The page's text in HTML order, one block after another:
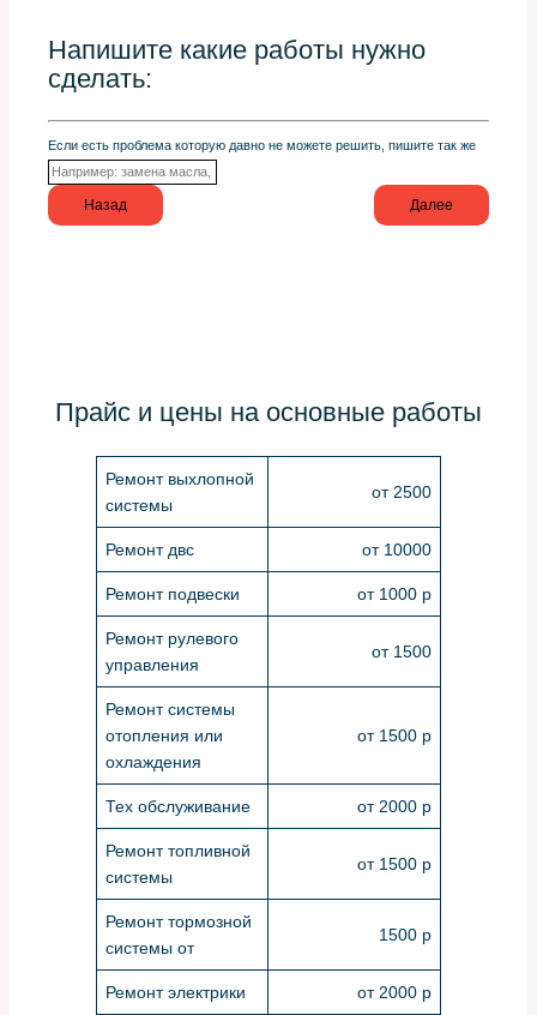
Напишите какие работы нужно
сделать:
Если есть проблема которую давно не можете решить, пишите так же
Назад Далее
Прайс и цены на основные работы
Ремонт выхлопной
системы
от 2500
Ремонт двс от 10000
Ремонт подвески от 1000 р
Ремонт рулевого
управления
от 1500
Ремонт системы
отопления или
охлаждения
от 1500 р
Тех обслуживание от 2000 р
Ремонт топливной
системы
от 1500 р
Ремонт тормозной
системы от
1500 р
Ремонт электрики от 2000 р